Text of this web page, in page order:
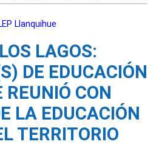
Llanquihue
LAGOS:
DE EDUCACIÓN
REUNIÓ CON
LA EDUCACIÓN
TERRITORIO